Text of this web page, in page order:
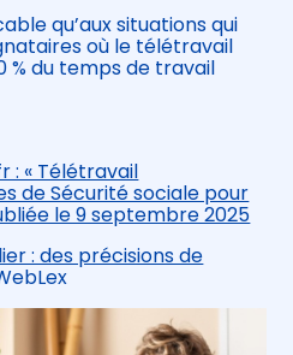
qu’aux situations qui
où le télétravail
% du temps de travail
: « Télétravail
de Sécurité sociale pour
le 9 septembre 2025
: des précisions de